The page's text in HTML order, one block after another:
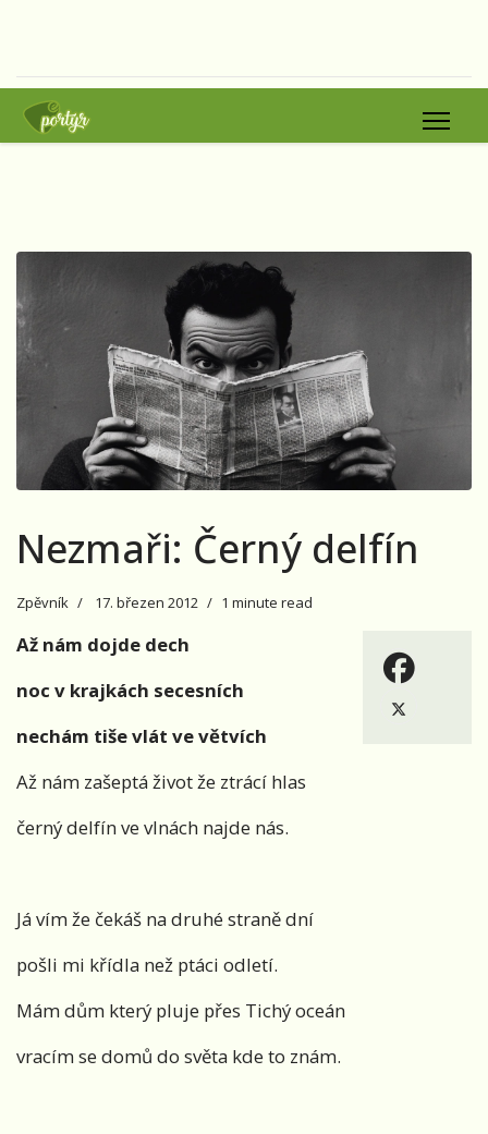
Nezmaři: Černý delfín
Zpěvník 17. březen 2012 1 minute read
Až nám dojde dech
noc v krajkách secesních
nechám tiše vlát ve větvích
Až nám zašeptá život že ztrácí hlas
černý delfín ve vlnách najde nás.
Já vím že čekáš na druhé straně dní
pošli mi křídla než ptáci odletí.
Mám dům který pluje přes Tichý oceán
vracím se domů do světa kde to znám.